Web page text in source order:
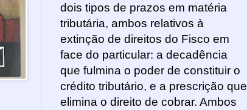
dois tipos de prazos em matéria
tributária, ambos relativos à
extinção de direitos do Fisco em
face do particular: a decadência
que fulmina o poder de constituir o
crédito tributário, e a prescrição que
elimina o direito de cobrar. Ambos